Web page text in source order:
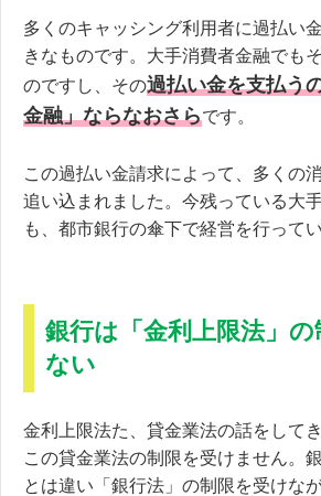
多くのキャッシング利用者に過払い
きなものです。大手消費者金融でも
のですし、その過払い金を支払う
金融」ならなおさらです。
この過払い金請求によって、多くの
追い込まれました。今残っている大
も、都市銀行の傘下で経営を行って
銀行は「金利上限法」
ない
金利上限法た、貸金業法の話をして
この貸金業法の制限を受けません。
とは違い「銀行法」の制限を受けな